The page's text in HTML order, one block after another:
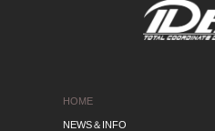
HOME
NEWS＆INFO